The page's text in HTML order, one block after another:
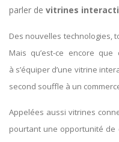
parler de vitrines
Des nouvelles technologies,
Mais qu’est-ce encore
à s’équiper d’une vitrine
second souffle à un
Appelées aussi vitrines
pourtant une opportunité